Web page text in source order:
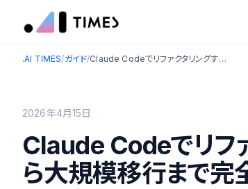
.AI TIMES/ガイド/ Claude Codeでリファクタリングする方法：プロンプトから大規模移行まで完全解説【2026年最新】
2026年4月15日
Claude Codeでリフ
ら大規模移行まで完